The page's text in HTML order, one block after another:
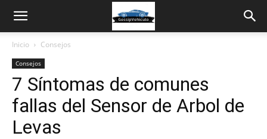
Inicio Consejos
Consejos
7 Síntomas de comunes
fallas del Sensor de Arbol de
Levas